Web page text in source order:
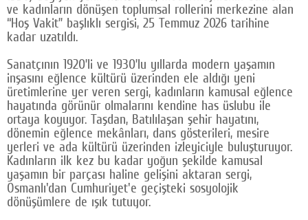
Google Plus
© 2026 TÜM HAKLARI SAKLIDIR
ve kadınların dönüşen toplumsal rollerini merkezine alan
“Hoş Vakit” başlıklı sergisi, 25 Temmuz 2026 tarihine
kadar uzatıldı.
Sanatçının 1920’li ve 1930’lu yıllarda modern yaşamın
inşasını eğlence kültürü üzerinden ele aldığı yeni
üretimlerine yer veren sergi, kadınların kamusal eğlence
hayatında görünür olmalarını kendine has üslubu ile
ortaya koyuyor. Taşdan, Batılılaşan şehir hayatını,
dönemin eğlence mekânları, dans gösterileri, mesire
yerleri ve ada kültürü üzerinden izleyiciyle buluşturuyor.
Kadınların ilk kez bu kadar yoğun şekilde kamusal
yaşamın bir parçası haline gelişini aktaran sergi,
Osmanlı'dan Cumhuriyet'e geçişteki sosyolojik
dönüşümlere de ışık tutuyor.